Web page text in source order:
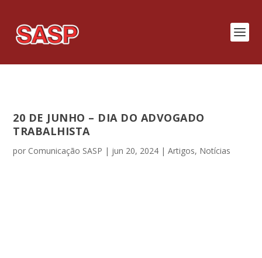
20 DE JUNHO – DIA DO ADVOGADO
TRABALHISTA
por Comunicação SASP | jun 20, 2024 |Artigos, Notícias